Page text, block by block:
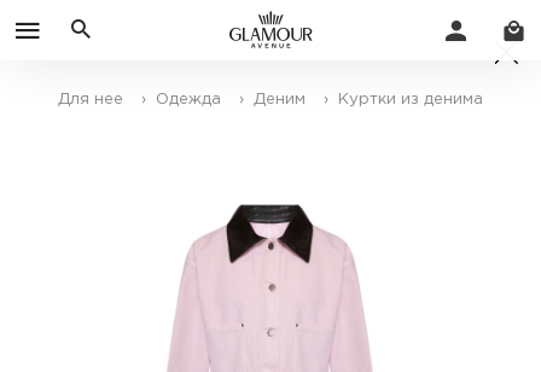
Для нее › Одежда › Деним › Куртки из денима